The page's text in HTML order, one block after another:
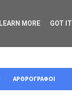
ΑΡΘΡΟΓΡΑΦΟΙ
LEARN MORE GOT IT